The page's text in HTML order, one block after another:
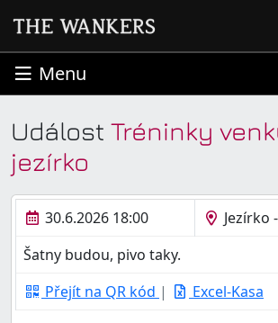
Menu
Událost Tréninky
jezírko
30.6.2026 18:00
Jezírko
Šatny budou, pivo taky.
Přejít na QR kód | Excel-Kasa